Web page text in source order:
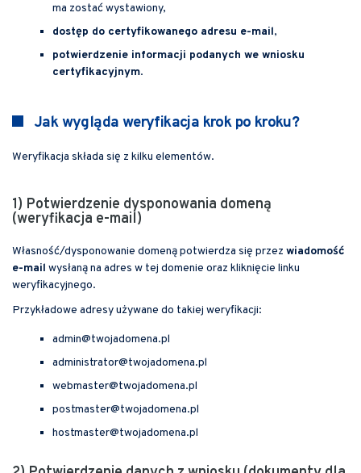
ma zostać wystawiony,
dostęp do certyfikowanego adresu e-mail,
potwierdzenie informacji podanych we wniosku
certyfikacyjnym.
Jak wygląda weryfikacja krok po kroku?
Weryfikacja składa się z kilku elementów.
1) Potwierdzenie dysponowania domeną
(weryfikacja e-mail)
Własność/dysponowanie domeną potwierdza się przez wiadomość
e-mail wysłaną na adres w tej domenie oraz kliknięcie linku
weryfikacyjnego.
Przykładowe adresy używane do takiej weryfikacji:
admin@twojadomena.pl
administrator@twojadomena.pl
webmaster@twojadomena.pl
postmaster@twojadomena.pl
hostmaster@twojadomena.pl